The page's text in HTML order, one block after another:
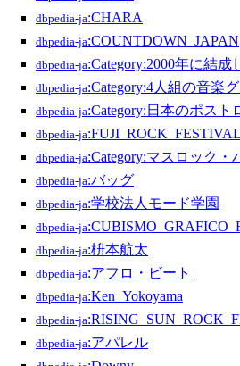
dbpedia-ja:CHARA
dbpedia-ja:COUNTDOWN_JAPAN
dbpedia-ja:Category:2000年に結
dbpedia-ja:Category:4人組の音楽
dbpedia-ja:Category:日本のポスト
dbpedia-ja
dbpedia-ja:Category:マスロック・
dbpedia-ja:バッグ
dbpedia-ja:学校法人モード学園
dbpedia-ja
dbpedia-ja:枡本航太
dbpedia-ja:アフロ・ビート
dbpedia-ja:Ken_Yokoyama
dbpedia-ja
dbpedia-ja:アパレル